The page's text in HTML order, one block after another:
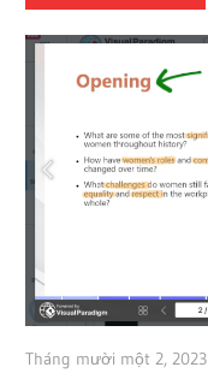
Tháng mười một 2, 2023